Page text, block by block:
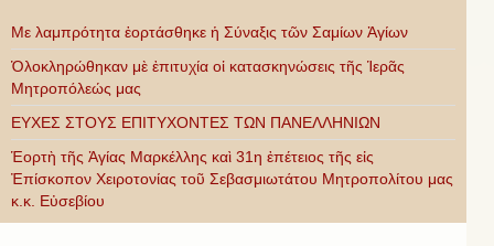
Με λαμπρότητα ἑορτάσθηκε ἡ Σύναξις τῶν Σαμίων Ἁγίων
Ὁλοκληρώθηκαν μὲ ἐπιτυχία οἱ κατασκηνώσεις τῆς Ἱερᾶς
Μητροπόλεώς μας
ΕΥΧΕΣ ΣΤΟΥΣ ΕΠΙΤΥΧΟΝΤΕΣ ΤΩΝ ΠΑΝΕΛΛΗΝΙΩΝ
Ἑορτὴ τῆς Ἁγίας Μαρκέλλης καὶ 31η ἐπέτειος τῆς εἰς
Ἐπίσκοπον Χειροτονίας τοῦ Σεβασμιωτάτου Μητροπολίτου μας
κ.κ. Εὐσεβίου